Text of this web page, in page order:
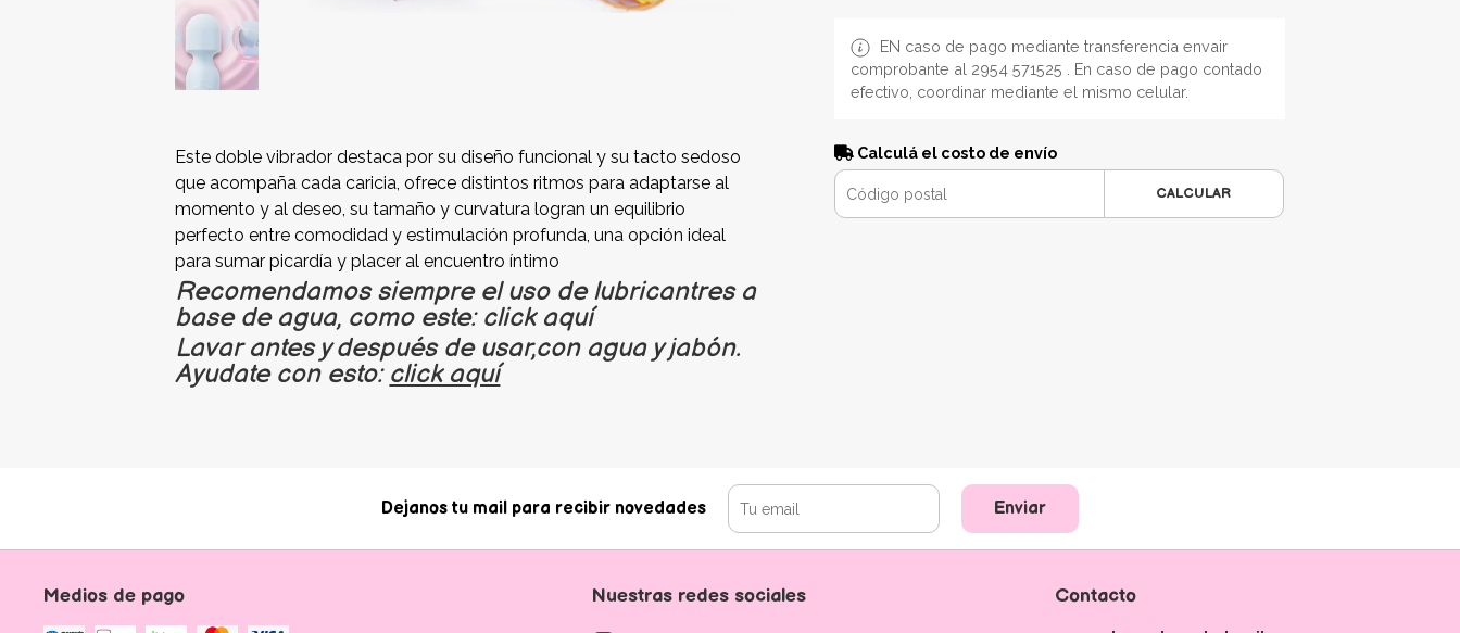
Este doble vibrador destaca por su diseño funcional y su tacto sedoso
que acompaña cada caricia, ofrece distintos ritmos para adaptarse al
momento y al deseo, su tamaño y curvatura logran un equilibrio
perfecto entre comodidad y estimulación profunda, una opción ideal
para sumar picardía y placer al encuentro íntimo
Recomendamos siempre el uso de lubricantres a
base de agua, como este: click aquí
Lavar antes y después de usar,con agua y jabón.
Ayudate con esto: click aquí
EN caso de pago mediante transferencia envair
comprobante al 2954 571525 . En caso de pago contado
efectivo, coordinar mediante el mismo celular.
Calculá el costo de envío
CALCULAR
Dejanos tu mail para recibir novedades Enviar
Medios de pago Nuestras redes sociales Contacto